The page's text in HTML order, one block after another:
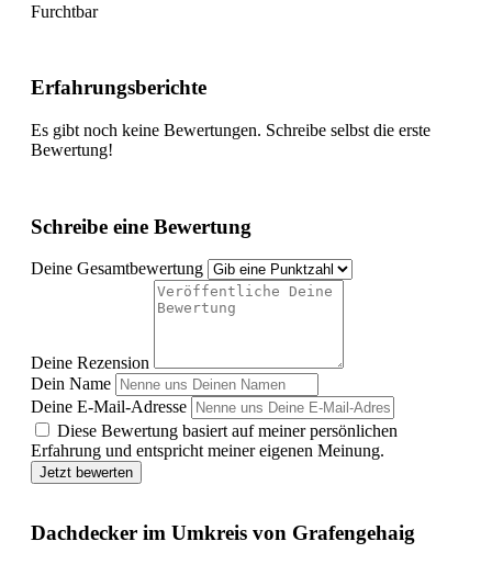
Furchtbar
Erfahrungsberichte
Es gibt noch keine Bewertungen. Schreibe selbst die erste
Bewertung!
Schreibe eine Bewertung
Deine Gesamtbewertung
Deine Rezension
Dein Name
Deine E-Mail-Adresse
Diese Bewertung basiert auf meiner persönlichen
Erfahrung und entspricht meiner eigenen Meinung.
Jetzt bewerten
Dachdecker im Umkreis von Grafengehaig